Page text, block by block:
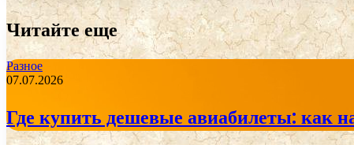
Читайте еще
Разное
07.07.2026
Где купить дешевые авиабилеты: как